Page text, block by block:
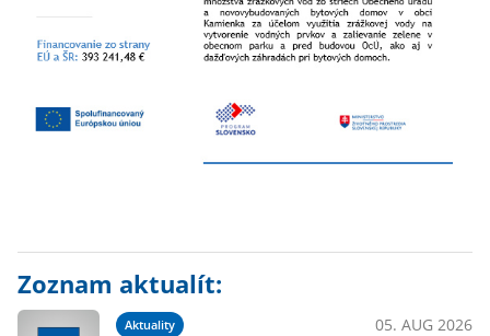
Zoznam aktualít:
Aktuality 05. AUG 2026